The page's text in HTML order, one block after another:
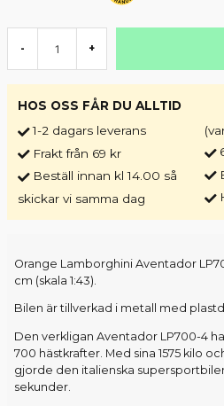
- +
HOS OSS FÅR DU ALLTID
1-2 dagars leverans
Frakt från 69 kr
Beställ innan kl 14.00 så
skickar vi samma dag
Orange Lamborghini Aventador
cm (skala 1:43).
Bilen är tillverkad i metall med
Den verkligan Aventador LP700-4
700 hästkrafter. Med sina 1575 kilo
gjorde den italienska
sekunder.